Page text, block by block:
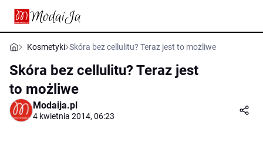
Kosmetyki Skóra bez cellulitu? Teraz jest to możliwe
Skóra bez cellulitu? Teraz jest
to możliwe
Modaija.pl
4 kwietnia 2014, 06:23